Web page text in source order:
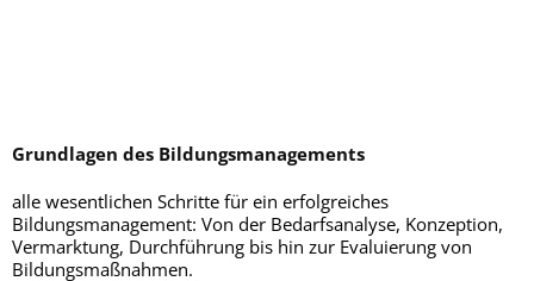
Grundlagen des Bildungsmanagements
alle wesentlichen Schritte für ein erfolgreiches
Bildungsmanagement: Von der Bedarfsanalyse, Konzeption,
Vermarktung, Durchführung bis hin zur Evaluierung von
Bildungsmaßnahmen.